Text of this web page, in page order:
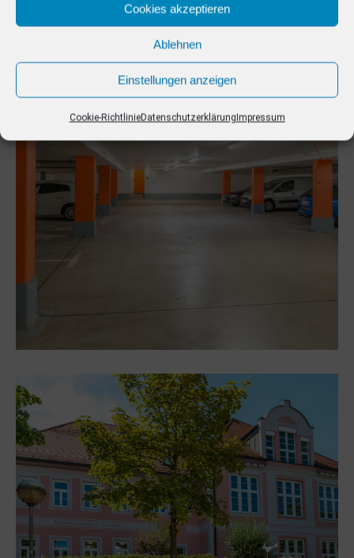
Cookies akzeptieren
Ablehnen
Einstellungen anzeigen
Cookie-RichtlinieDatenschutzerklärungImpressum